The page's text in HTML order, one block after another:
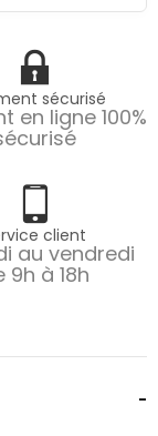
sécurisé
en ligne 100%
client
au vendredi
9h à 18h